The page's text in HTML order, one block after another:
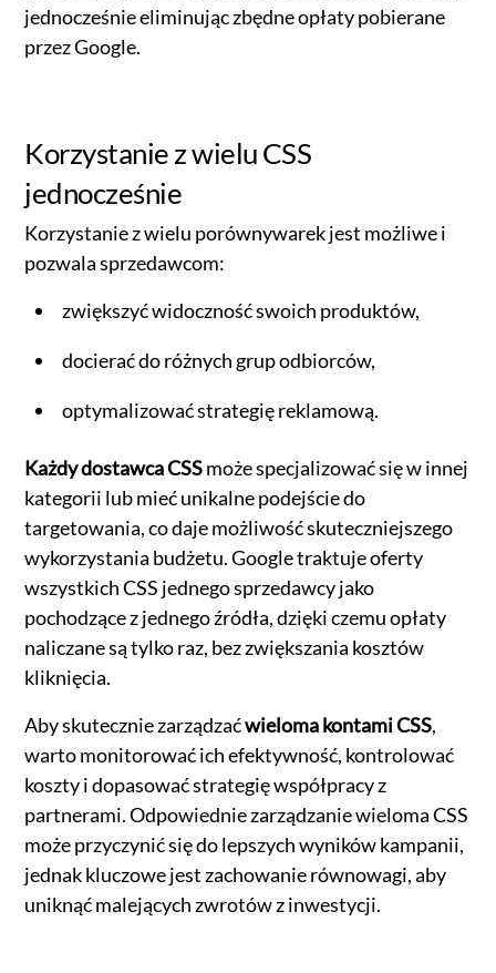
jednocześnie eliminując zbędne opłaty pobierane
przez Google.
Korzystanie z wielu CSS
jednocześnie
Korzystanie z wielu porównywarek jest możliwe i
pozwala sprzedawcom:
zwiększyć widoczność swoich produktów,
docierać do różnych grup odbiorców,
optymalizować strategię reklamową.
Każdy dostawca CSSmoże specjalizować się w innej
kategorii lub mieć unikalne podejście do
targetowania, co daje możliwość skuteczniejszego
wykorzystania budżetu. Google traktuje oferty
wszystkich CSS jednego sprzedawcy jako
pochodzące z jednego źródła, dzięki czemu opłaty
naliczane są tylko raz, bez zwiększania kosztów
kliknięcia.
Aby skutecznie zarządzaćwieloma kontami CSS,
warto monitorować ich efektywność, kontrolować
koszty i dopasować strategię współpracy z
partnerami. Odpowiednie zarządzanie wieloma CSS
może przyczynić się do lepszych wyników kampanii,
jednak kluczowe jest zachowanie równowagi, aby
uniknąć malejących zwrotów z inwestycji.